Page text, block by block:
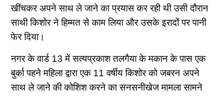
खींचकर अपने साथ ले जाने का प्रयास कर रही थी उसी दौरान
साथी किशोर ने हिम्मत से काम लिया और उसके इरादों पर पानी
फेर दिया।
नगर के वार्ड 13 में सत्यप्रकाश तलगैया के मकान के पास एक
बुर्का पहने महिला द्वारा एक 11 वर्षीय किशोर को जबरन अपने
साथ ले जाने की कोशिश करने का सनसनीखेज मामला सामने